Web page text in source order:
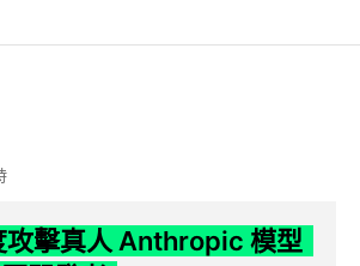
攻擊真人 Anthropic 模型